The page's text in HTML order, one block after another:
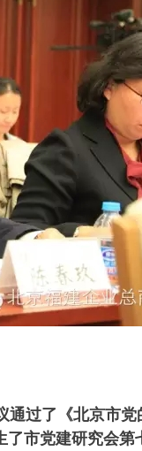
过了《北京市党
了市党建研究会第